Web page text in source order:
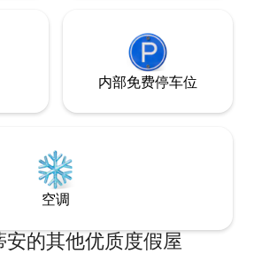
内部免费停车位
空调
安的其他优质度假屋